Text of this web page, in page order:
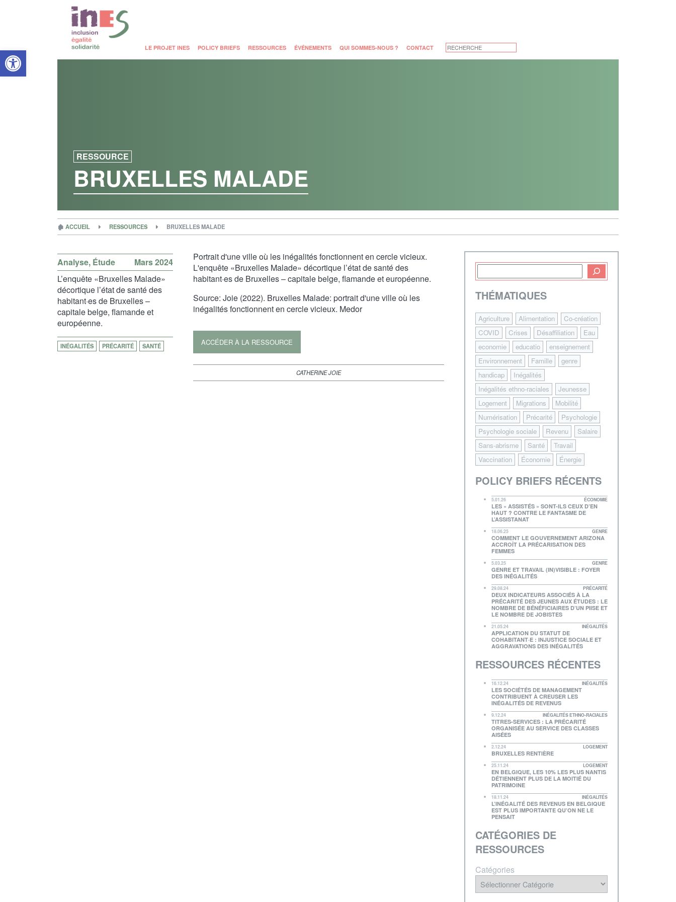
Open toolbar LE PROJET INES POLICY BRIEFS RESSOURCES ÉVÉNEMENTS QUI SOMMES-NOUS ? CONTACT
RESSOURCE
BRUXELLES MALADE
🏚 ACCUEIL RESSOURCES BRUXELLES MALADE
Analyse, Étude
Mars 2024
L’enquête «Bruxelles Malade»
décortique l’état de santé des
habitant·es de Bruxelles –
capitale belge, flamande et
européenne.
INÉGALITÉS PRÉCARITÉ SANTÉ
Portrait d'une ville où les inégalités fonctionnent en cercle vicieux.
L'enquête «Bruxelles Malade» décortique l’état de santé des
habitant·es de Bruxelles – capitale belge, flamande et européenne.
Source: Joie (2022). Bruxelles Malade: portrait d'une ville où les
inégalités fonctionnent en cercle vicieux. Medor
ACCÉDER À LA RESSOURCE
CATHERINE JOIE
THÉMATIQUES
Agriculture Alimentation
Co-création
COVID
Crises Désaffiliation
Eau
economie
educatio
enseignement
Environnement
Famille
genre
handicap
Inégalités
Inégalités ethno-raciales
Jeunesse
Logement
Migrations
Mobilité
Numérisation
Précarité
Psychologie
Psychologie sociale
Revenu
Salaire
Sans-abrisme
Santé
Travail
Vaccination
Économie Énergie
POLICY BRIEFS RÉCENTS
5.01.26 ÉCONOMIE
LES « ASSISTÉS » SONT-ILS CEUX D’EN
HAUT ? CONTRE LE FANTASME DE
L’ASSISTANAT
18.06.25 GENRE
COMMENT LE GOUVERNEMENT ARIZONA
ACCROÎT LA PRÉCARISATION DES
FEMMES
5.03.25 GENRE
GENRE ET TRAVAIL (IN)VISIBLE : FOYER
DES INÉGALITÉS
29.08.24 PRÉCARITÉ
DEUX INDICATEURS ASSOCIÉS À LA
PRÉCARITÉ DES JEUNES AUX ÉTUDES : LE
NOMBRE DE BÉNÉFICIAIRES D’UN PIISE ET
LE NOMBRE DE JOBISTES
21.05.24 INÉGALITÉS
APPLICATION DU STATUT DE
COHABITANT·E : INJUSTICE SOCIALE ET
AGGRAVATIONS DES INÉGALITÉS
RESSOURCES RÉCENTES
16.12.24 INÉGALITÉS
LES SOCIÉTÉS DE MANAGEMENT
CONTRIBUENT À CREUSER LES
INÉGALITÉS DE REVENUS
9.12.24 INÉGALITÉS ETHNO-RACIALES
TITRES-SERVICES : LA PRÉCARITÉ
ORGANISÉE AU SERVICE DES CLASSES
AISÉES
2.12.24 LOGEMENT
BRUXELLES RENTIÈRE
25.11.24 LOGEMENT
EN BELGIQUE, LES 10% LES PLUS NANTIS
DÉTIENNENT PLUS DE LA MOITIÉ DU
PATRIMOINE
18.11.24 INÉGALITÉS
L’INÉGALITÉ DES REVENUS EN BELGIQUE
EST PLUS IMPORTANTE QU’ON NE LE
PENSAIT
CATÉGORIES DE
RESSOURCES
Catégories